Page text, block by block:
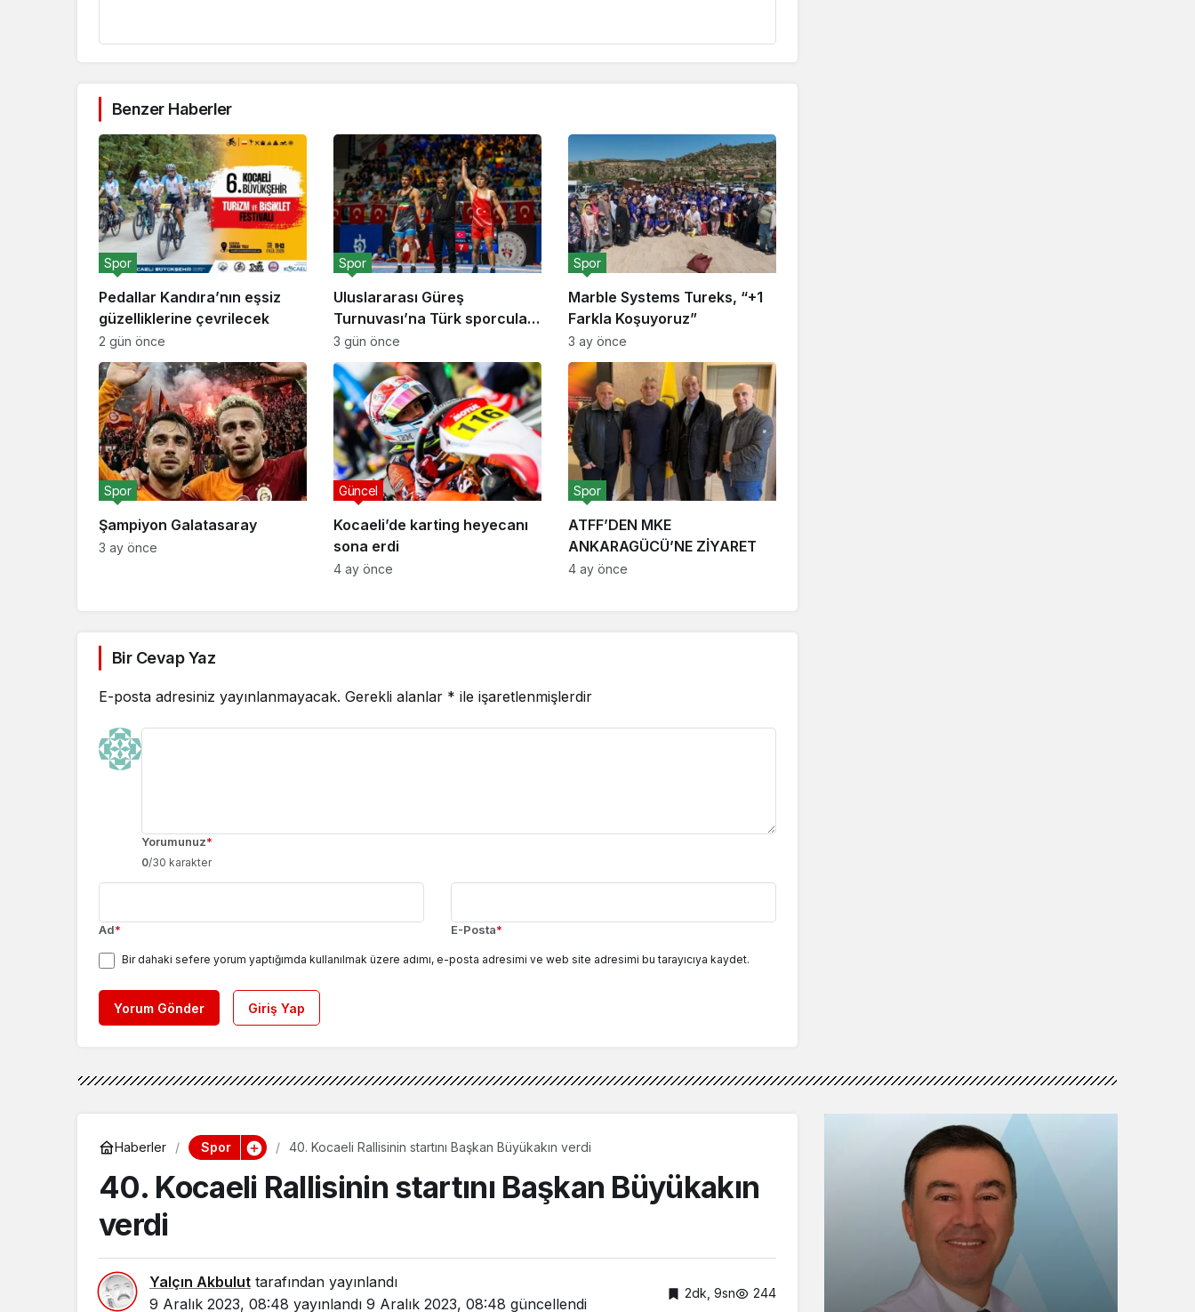
Benzer Haberler
Pedallar Kandıra’nın eşsiz
güzelliklerine çevrilecek
Spor
2 gün önce
Uluslararası Güreş
Turnuvası’na Türk sporcular
damga vurdu
Spor
3 gün önce
Marble Systems Tureks, “+1
Farkla Koşuyoruz”
Spor
3 ay önce
Şampiyon Galatasaray
Spor
3 ay önce
Kocaeli’de karting heyecanı
sona erdi
Güncel
4 ay önce
ATFF’DEN MKE
ANKARAGÜCÜ’NE ZİYARET
Spor
4 ay önce
Bir Cevap Yaz
E-posta adresiniz yayınlanmayacak. Gerekli alanlar * ile işaretlenmişlerdir
Yorumunuz*
0/30 karakter
Ad* E-Posta*
Bir dahaki sefere yorum yaptığımda kullanılmak üzere adımı, e-posta adresimi ve web site adresimi bu tarayıcıya kaydet.
Yorum Gönder Giriş Yap
Haberler Spor 40. Kocaeli Rallisinin startını Başkan Büyükakın verdi
40. Kocaeli Rallisinin startını Başkan Büyükakın
verdi
Yalçın Akbulut tarafından yayınlandı
9 Aralık 2023, 08:48 yayınlandı 9 Aralık 2023, 08:48 güncellendi
2dk, 9sn 244